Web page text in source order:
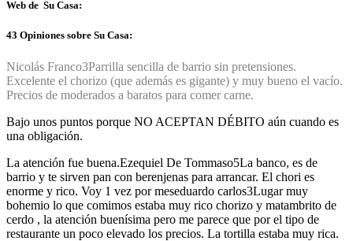
Web de Su Casa:
43 Opiniones sobre Su Casa:
Nicolás Franco3Parrilla sencilla de barrio sin pretensiones.
Excelente el chorizo (que además es gigante) y muy bueno el vacío.
Precios de moderados a baratos para comer carne.
Bajo unos puntos porque NO ACEPTAN DÉBITO aún cuando es
una obligación.
La atención fue buena.Ezequiel De Tommaso5La banco, es de
barrio y te sirven pan con berenjenas para arrancar. El chori es
enorme y rico. Voy 1 vez por meseduardo carlos3Lugar muy
bohemio lo que comimos estaba muy rico chorizo y matambrito de
cerdo , la atención buenísima pero me parece que por el tipo de
restaurante un poco elevado los precios. La tortilla estaba muy rica.